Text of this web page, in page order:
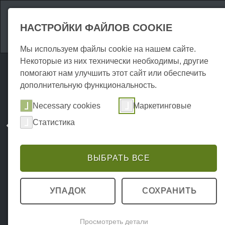
Аттракционы
НАСТРОЙКИ ФАЙЛОВ COOKIE
Мы используем файлы cookie на нашем сайте.
Некоторые из них технически необходимы, другие
помогают нам улучшить этот сайт или обеспечить
дополнительную функциональность.
Necessary cookies
Маркетинговые
Статистика
ВЫБРАТЬ ВСЕ
УПАДОК СОХРАНИТЬ
Просмотреть детали